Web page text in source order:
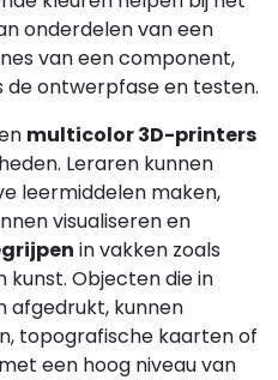
onderdelen van een
van een component,
de ontwerpfase en testen.
multicolor 3D-printers
Leraren kunnen
leermiddelen maken,
visualiseren en
in vakken zoals
kunst. Objecten die in
afgedrukt, kunnen
topografische kaarten of
een hoog niveau van